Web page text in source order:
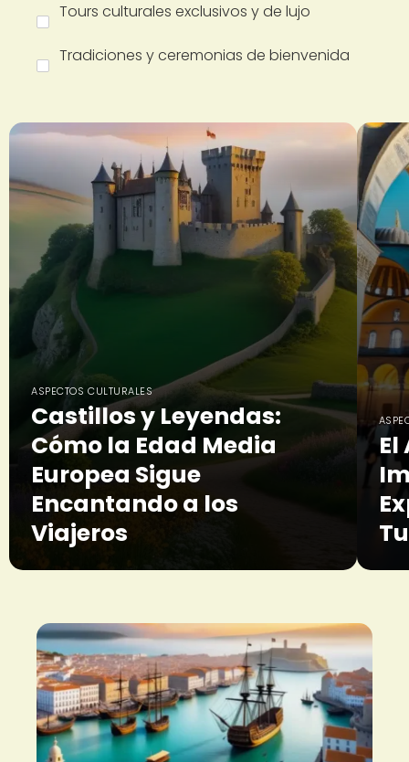
Tours culturales exclusivos y de lujo
Tradiciones y ceremonias de bienvenida
ASPECTOS CULTURALES
Castillos y Leyendas:
Cómo la Edad Media
Europea Sigue
Encantando a los
Viajeros
El